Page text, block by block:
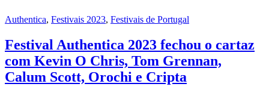
Authentica, Festivais 2023, Festivais de Portugal
Festival Authentica 2023 fechou o cartaz
com Kevin O Chris, Tom Grennan,
Calum Scott, Orochi e Cripta